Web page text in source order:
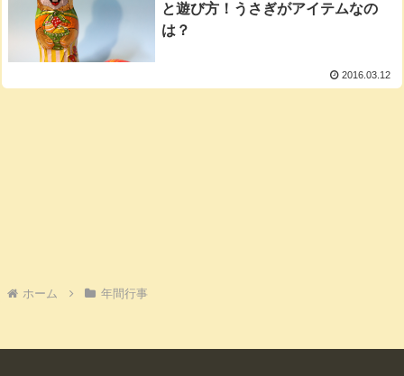
と遊び方！うさぎがアイテムなの
は？
2016.03.12
ホーム 年間行事